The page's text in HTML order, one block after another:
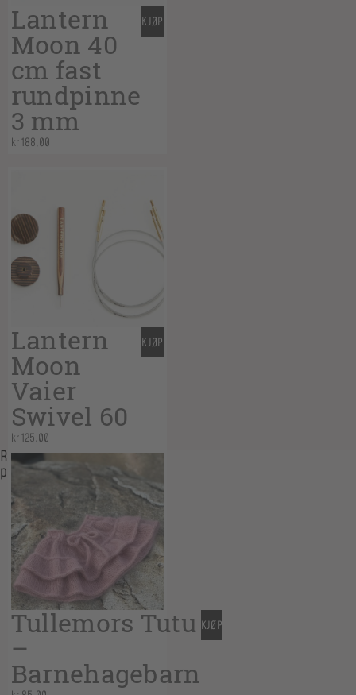
Lantern
Moon 40
cm fast
rundpinne
3 mm
kr188,00
KJØP
Lantern
Moon
Vaier
Swivel 60
kr125,00
KJØP
Related
products
Tullemors Tutu
–
Barnehagebarn
KJØP